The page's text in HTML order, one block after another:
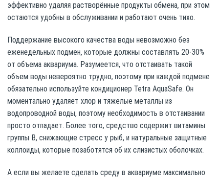
эффективно удаляя растворённые продукты обмена, при этом
остаются удобны в обслуживании и работают очень тихо.
Поддержание высокого качества воды невозможно без
еженедельных подмен, которые должны составлять 20-30%
от объема аквариума. Разумеется, что отстаивать такой
объем воды невероятно трудно, поэтому при каждой подмене
обязательно используйте кондиционер Tetra AquaSafe. Он
моментально удаляет хлор и тяжелые металлы из
водопроводной воды, поэтому необходимость в отстаивании
просто отпадает. Более того, средство содержит витамины
группы В, снижающие стресс у рыб, и натуральные защитные
коллоиды, которые позаботятся об их слизистых оболочках.
А если вы желаете сделать среду в аквариуме максимально